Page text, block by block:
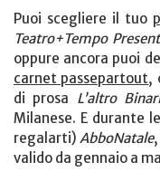
Puoi scegliere il tuo
Teatro+Tempo
oppure ancora puoi
carnet passepartout,
di prosa L’altro
Milanese. E durante
regalarti) AbboNatale
valido da gennaio a